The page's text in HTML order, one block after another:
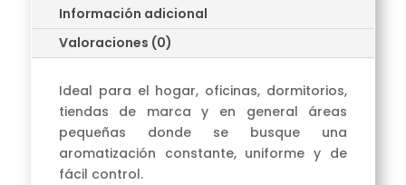
Información adicional
Valoraciones (0)
Ideal para el hogar, oficinas, dormitorios,
tiendas de marca y en general áreas
pequeñas donde se busque una
aromatización constante, uniforme y de
fácil control.